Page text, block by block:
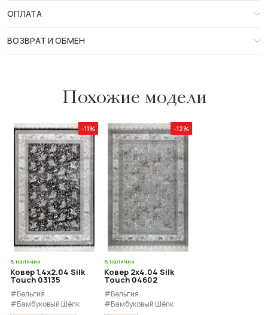
ОПЛАТА
ВОЗВРАТ И ОБМЕН
Похожие модели
-11%
В наличии
Ковер 1.4x2.04 Silk
Touch 03135
#Бельгия
#Бамбуковый Шёлк
-12%
В наличии
Ковер 2x4.04 Silk
Touch 04602
#Бельгия
#Бамбуковый Шёлк